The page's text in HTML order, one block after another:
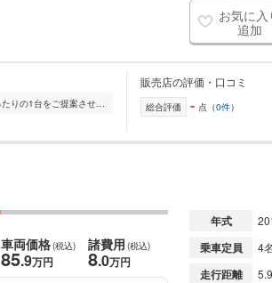
お気に入
追加
全国的に店舗を展開しており、 豊富な在庫の中からお客様にぴったりの1台をご提案させていただきます。 国産車から輸入車まで幅広く取り扱っており、 登録済未使用車や...
販売店の評価・口コミ
総合評価 - 点（0件）
車両価格(税込)
85.9万円
諸費用 (税込)
8.0万円
年式
乗車定員 4名
走行距離